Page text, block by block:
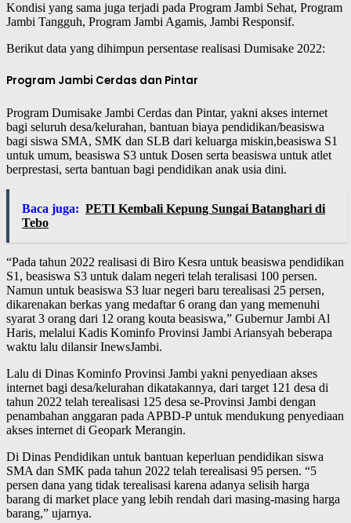
Kondisi yang sama juga terjadi pada Program Jambi Sehat, Program
Jambi Tangguh, Program Jambi Agamis, Jambi Responsif.
Berikut data yang dihimpun persentase realisasi Dumisake 2022:
Program Jambi Cerdas dan Pintar
Program Dumisake Jambi Cerdas dan Pintar, yakni akses internet
bagi seluruh desa/kelurahan, bantuan biaya pendidikan/beasiswa
bagi siswa SMA, SMK dan SLB dari keluarga miskin,beasiswa S1
untuk umum, beasiswa S3 untuk Dosen serta beasiswa untuk atlet
berprestasi, serta bantuan bagi pendidikan anak usia dini.
Baca juga: PETI Kembali Kepung Sungai Batanghari di
Tebo
“Pada tahun 2022 realisasi di Biro Kesra untuk beasiswa pendidikan
S1, beasiswa S3 untuk dalam negeri telah teralisasi 100 persen.
Namun untuk beasiswa S3 luar negeri baru terealisasi 25 persen,
dikarenakan berkas yang medaftar 6 orang dan yang memenuhi
syarat 3 orang dari 12 orang kouta beasiswa,” Gubernur Jambi Al
Haris, melalui Kadis Kominfo Provinsi Jambi Ariansyah beberapa
waktu lalu dilansir InewsJambi.
Lalu di Dinas Kominfo Provinsi Jambi yakni penyediaan akses
internet bagi desa/kelurahan dikatakannya, dari target 121 desa di
tahun 2022 telah terealisasi 125 desa se-Provinsi Jambi dengan
penambahan anggaran pada APBD-P untuk mendukung penyediaan
akses internet di Geopark Merangin.
Di Dinas Pendidikan untuk bantuan keperluan pendidikan siswa
SMA dan SMK pada tahun 2022 telah terealisasi 95 persen. “5
persen dana yang tidak terealisasi karena adanya selisih harga
barang di market place yang lebih rendah dari masing-masing harga
barang,” ujarnya.